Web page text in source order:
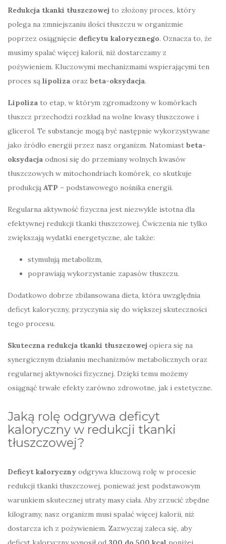
Redukcja tkanki tłuszczowej to złożony proces, który
polega na zmniejszaniu ilości tłuszczu w organizmie
poprzez osiągnięcie deficytu kalorycznego. Oznacza to, że
musimy spalać więcej kalorii, niż dostarczamy z
pożywieniem. Kluczowymi mechanizmami wspierającymi ten
proces są lipoliza oraz beta-oksydacja.
Lipoliza to etap, w którym zgromadzony w komórkach
tłuszcz przechodzi rozkład na wolne kwasy tłuszczowe i
glicerol. Te substancje mogą być następnie wykorzystywane
jako źródło energii przez nasz organizm. Natomiast beta-
oksydacja odnosi się do przemiany wolnych kwasów
tłuszczowych w mitochondriach komórek, co skutkuje
produkcją ATP – podstawowego nośnika energii.
Regularna aktywność fizyczna jest niezwykle istotna dla
efektywnej redukcji tkanki tłuszczowej. Ćwiczenia nie tylko
zwiększają wydatki energetyczne, ale także:
stymulują metabolizm,
poprawiają wykorzystanie zapasów tłuszczu.
Dodatkowo dobrze zbilansowana dieta, która uwzględnia
deficyt kaloryczny, przyczynia się do większej skuteczności
tego procesu.
Skuteczna redukcja tkanki tłuszczowej opiera się na
synergicznym działaniu mechanizmów metabolicznych oraz
regularnej aktywności fizycznej. Dzięki temu możemy
osiągnąć trwałe efekty zarówno zdrowotne, jak i estetyczne.
Jaką rolę odgrywa deficyt
kaloryczny w redukcji tkanki
tłuszczowej?
Deficyt kaloryczny odgrywa kluczową rolę w procesie
redukcji tkanki tłuszczowej, ponieważ jest podstawowym
warunkiem skutecznej utraty masy ciała. Aby zrzucić zbędne
kilogramy, nasz organizm musi spalać więcej kalorii, niż
dostarcza ich z pożywieniem. Zazwyczaj zaleca się, aby